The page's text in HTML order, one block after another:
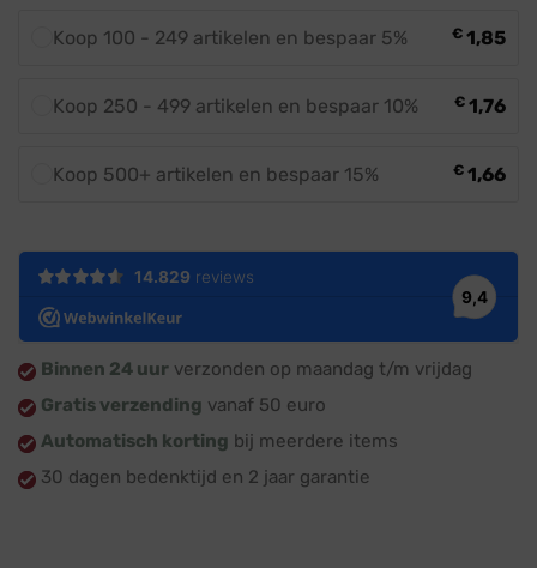
Koop 100 - 249 artikelen en bespaar 5% € 1,85
Koop 250 - 499 artikelen en bespaar 10% € 1,76
Koop 500+ artikelen en bespaar 15% € 1,66
Binnen 24 uur verzonden op maandag t/m vrijdag
Gratis verzending vanaf 50 euro
Automatisch korting bij meerdere items
30 dagen bedenktijd en 2 jaar garantie